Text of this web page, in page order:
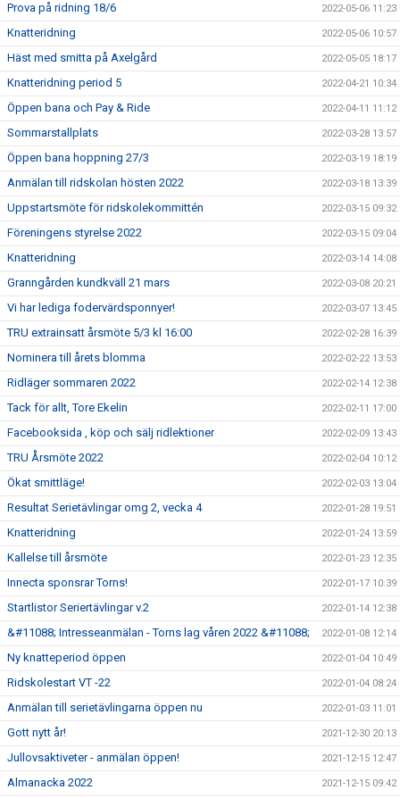
Prova på ridning 18/6 2022-05-06 11:23
Knatteridning 2022-05-06 10:57
Häst med smitta på Axelgård 2022-05-05 18:17
Knatteridning period 5 2022-04-21 10:34
Öppen bana och Pay & Ride 2022-04-11 11:12
Sommarstallplats 2022-03-28 13:57
Öppen bana hoppning 27/3 2022-03-19 18:19
Anmälan till ridskolan hösten 2022 2022-03-18 13:39
Uppstartsmöte för ridskolekommittén 2022-03-15 09:32
Föreningens styrelse 2022 2022-03-15 09:04
Knatteridning 2022-03-14 14:08
Granngården kundkväll 21 mars 2022-03-08 20:21
Vi har lediga fodervärdsponnyer! 2022-03-07 13:45
TRU extrainsatt årsmöte 5/3 kl 16:00 2022-02-28 16:39
Nominera till årets blomma 2022-02-22 13:53
Ridläger sommaren 2022 2022-02-14 12:38
Tack för allt, Tore Ekelin 2022-02-11 17:00
Facebooksida , köp och sälj ridlektioner 2022-02-09 13:43
TRU Årsmöte 2022 2022-02-04 10:12
Ökat smittläge! 2022-02-03 13:04
Resultat Serietävlingar omg 2, vecka 4 2022-01-28 19:51
Knatteridning 2022-01-24 13:59
Kallelse till årsmöte 2022-01-23 12:35
Innecta sponsrar Torns! 2022-01-17 10:39
Startlistor Seriertävlingar v.2 2022-01-14 12:38
&#11088; Intresseanmälan - Torns lag våren 2022 &#11088; 2022-01-08 12:14
Ny knatteperiod öppen 2022-01-04 10:49
Ridskolestart VT -22 2022-01-04 08:24
Anmälan till serietävlingarna öppen nu 2022-01-03 11:01
Gott nytt år! 2021-12-30 20:13
Jullovsaktiveter - anmälan öppen! 2021-12-15 12:47
Almanacka 2022 2021-12-15 09:42